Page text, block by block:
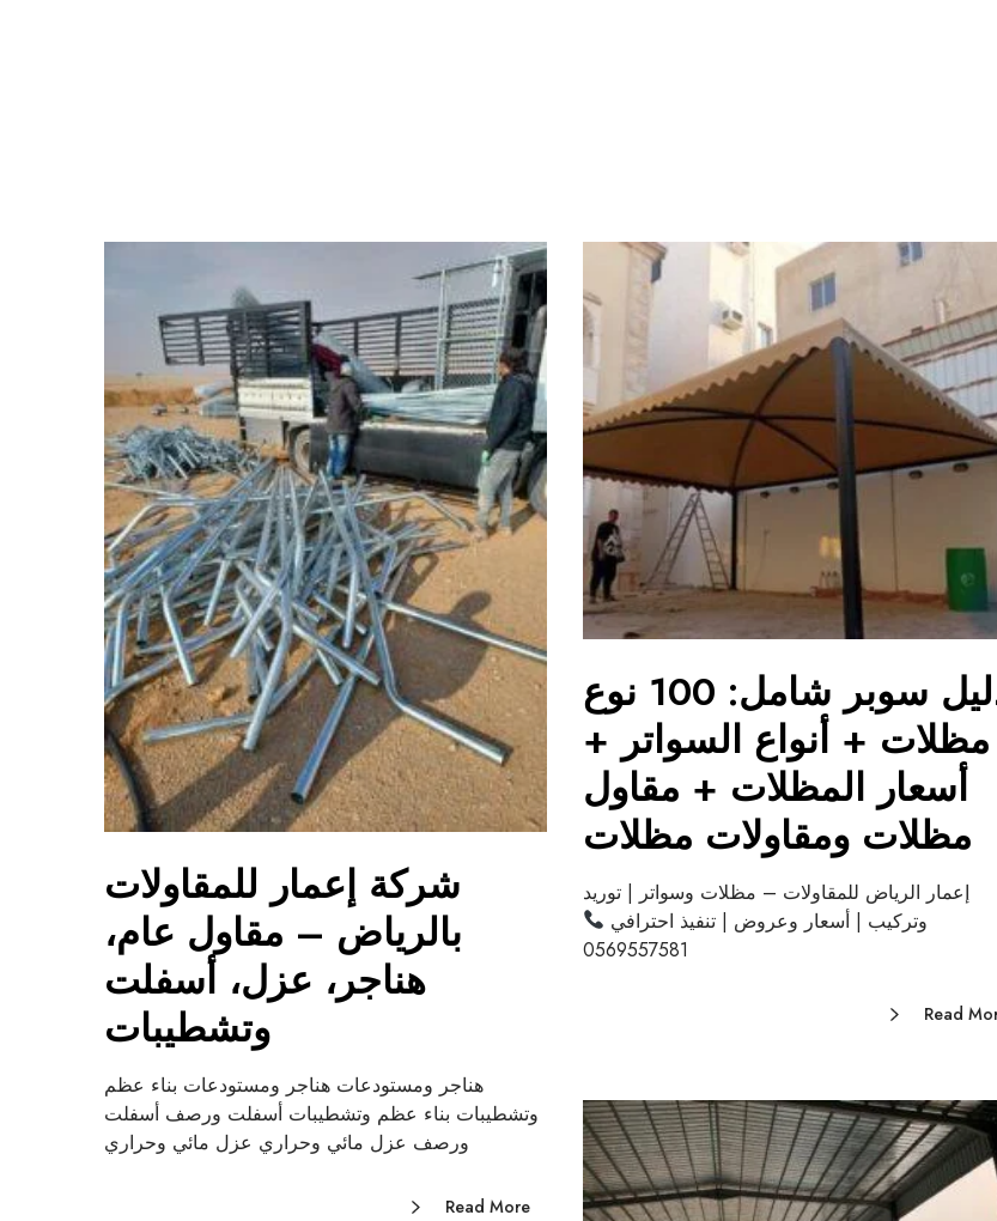
دليل سوبر شامل: 100 نوع
مظلات + أنواع السواتر +
أسعار المظلات + مقاول
مظلات ومقاولات مظلات
إعمار الرياض للمقاولات – مظلات وسواتر | توريد
وتركيب | أسعار وعروض | تنفيذ احترافي
0569557581
Read
شركة إعمار للمقاولات
بالرياض – مقاول عام،
هناجر، عزل، أسفلت
وتشطيبات
هناجر ومستودعات هناجر ومستودعات بناء عظم
وتشطيبات بناء عظم وتشطيبات أسفلت ورصف أسفلت
ورصف عزل مائي وحراري عزل مائي وحراري
Read More